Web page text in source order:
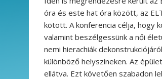
óra és este hat óra között, az
kötött. A konferencia célja, hogy
valamint beszélgessünk a női
nemi hierachiák
különböző helyszíneken. Az
ellátva. Ezt követően szabadon